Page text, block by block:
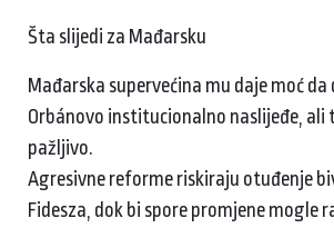
Šta slijedi za Mađarsku
Mađarska supervećina mu daje moć
Orbánovo institucionalno naslijeđe, ali
pažljivo.
Agresivne reforme riskiraju otuđenje
Fidesza, dok bi spore promjene mogle